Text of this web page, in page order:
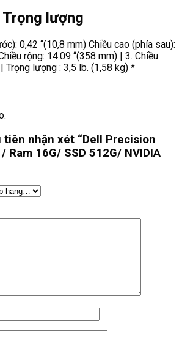
lượng
0,42 “(10,8 mm) Chiều cao (phía sau):
rộng: 14.09 “(358 mm) | 3. Chiều
Trọng lượng : 3,5 lb. (1,58 kg) *
tiên nhận xét “Dell Precision
Ram 16G/ SSD 512G/ NVIDIA